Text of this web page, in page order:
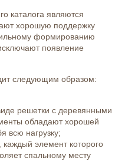
каталога являются
хорошую поддержку
формированию
появление
следующим образом:
решетки с деревянными
обладают хорошей
всю нагрузку;
элемент которого
спальному месту